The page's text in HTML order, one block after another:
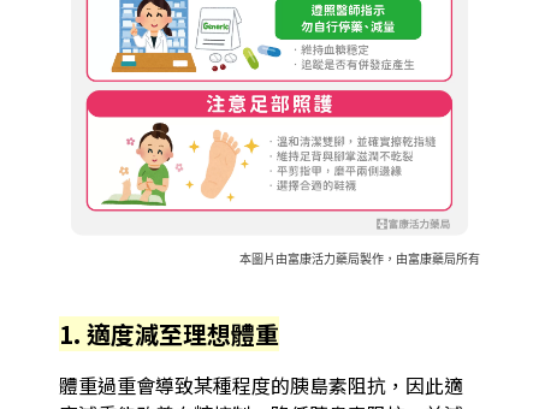
本圖片由富康活力藥局製作，由富康藥局所有
1. 適度減至理想體重
體重過重會導致某種程度的胰島素阻抗，因此適